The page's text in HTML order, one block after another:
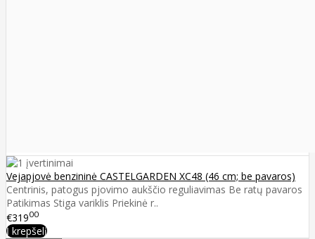
Vejapjovė benzininė CASTELGARDEN XC48 (46 cm; be pavaros)
Centrinis, patogus pjovimo aukščio reguliavimas Be ratų pavaros
Patikimas Stiga variklis Priekinė r..
€31900
Į krepšelį